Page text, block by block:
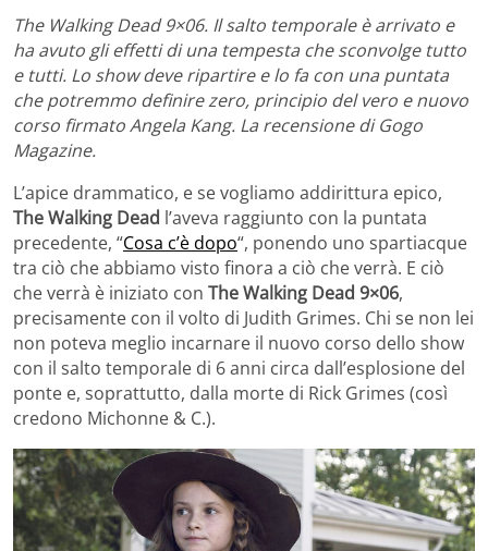
The Walking Dead 9×06. Il salto temporale è arrivato e
ha avuto gli effetti di una tempesta che sconvolge tutto
e tutti. Lo show deve ripartire e lo fa con una puntata
che potremmo definire zero, principio del vero e nuovo
corso firmato Angela Kang. La recensione di Gogo
Magazine.
L’apice drammatico, e se vogliamo addirittura epico,
The Walking Dead l’aveva raggiunto con la puntata
precedente, “Cosa c’è dopo“, ponendo uno spartiacque
tra ciò che abbiamo visto finora a ciò che verrà. E ciò
che verrà è iniziato con The Walking Dead 9×06,
precisamente con il volto di Judith Grimes. Chi se non lei
non poteva meglio incarnare il nuovo corso dello show
con il salto temporale di 6 anni circa dall’esplosione del
ponte e, soprattutto, dalla morte di Rick Grimes (così
credono Michonne & C.).